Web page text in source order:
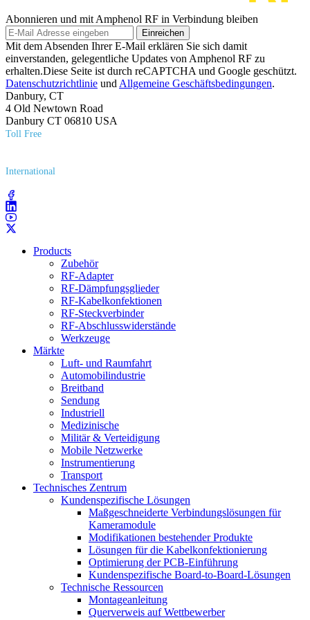
Abonnieren und mit Amphenol RF in Verbindung bleiben
Einreichen
Mit dem Absenden Ihrer E-Mail erklären Sie sich damit
einverstanden, gelegentliche Updates von Amphenol RF zu
erhalten.Diese Seite ist durch reCAPTCHA und Google geschützt.
Datenschutzrichtlinie und Allgemeine Geschäftsbedingungen.
Danbury, CT
4 Old Newtown Road
Danbury CT 06810 USA
Toll Free
International
Products
Zubehör
RF-Adapter
RF-Dämpfungsglieder
RF-Kabelkonfektionen
RF-Steckverbinder
RF-Abschlusswiderstände
Werkzeuge
Märkte
Luft- und Raumfahrt
Automobilindustrie
Breitband
Sendung
Industriell
Medizinische
Militär & Verteidigung
Mobile Netzwerke
Instrumentierung
Transport
Technisches Zentrum
Kundenspezifische Lösungen
Maßgeschneiderte Verbindungslösungen für
Kameramodule
Modifikationen bestehender Produkte
Lösungen für die Kabelkonfektionierung
Optimierung der PCB-Einführung
Kundenspezifische Board-to-Board-Lösungen
Technische Ressourcen
Montageanleitung
Querverweis auf Wettbewerber